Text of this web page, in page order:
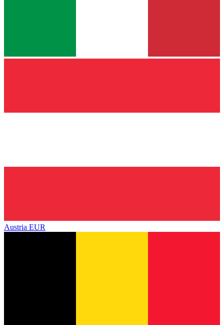
Austria EUR